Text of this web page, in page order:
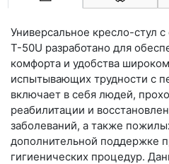
Универсальное кресло-стул
T-50U разработано для
комфорта и удобства
испытывающих трудности с
включает в себя людей,
реабилитации и
заболеваний, а также
дополнительной поддержке
гигиенических процедур.